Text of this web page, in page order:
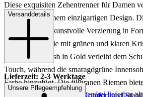
Diese exquisiten Zehentrenner für Damen
Raffinesse in einem einzigartigen Design.
sich durch ihre kunstvolle Verzierung in
Schlange aus, die mit grünen und klaren
metallische Finish in Gold verleiht dem
Touch, während die smaragdgrüne
Farbe hinzufügt. Die filigranen Riemen
Passform und sorgen für Komfort und
Versanddetails
Lieferzeit: 2-3 Werktage
Keine Versandkosten:
kostenfrei lieferbar
Unsere Pflegeempfehlung